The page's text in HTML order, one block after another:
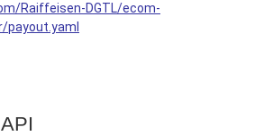
Raiffeisen-DGTL/ecom-
payout.yaml